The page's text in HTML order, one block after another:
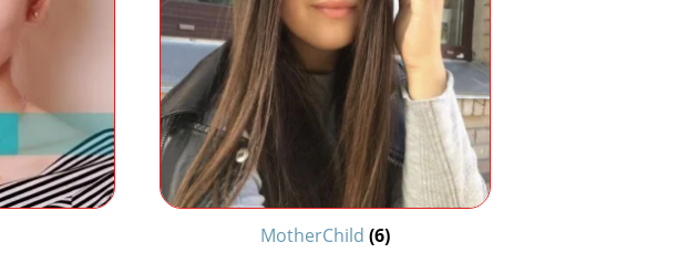
MotherChild (6)